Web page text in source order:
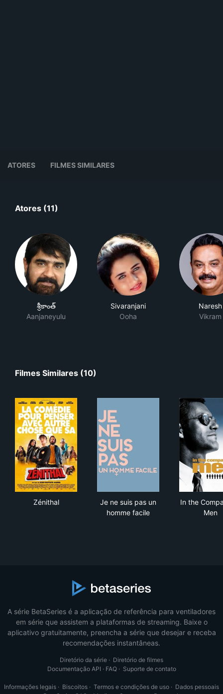
ATORES FILMES SIMILARES
Atores (11)
శ్రీకాంత్
Aanjaneyulu
Sivaranjani
Ooha
Naresh
Vikram
Filmes Similares (10)
Zénithal
Je ne suis pas un
homme facile
In the
Men
A série BetaSeries é a aplicação de referência para ventiladores
em série que assistem a plataformas de streaming. Baixe o
aplicativo gratuitamente, preencha a série que desejar e receba
recomendações instantâneas.
Diretório da série · Diretório de filmes
Documentação API · FAQ· Suporte de contato
Informações legais · Biscoitos · Termos e condições de uso · Dados pessoais